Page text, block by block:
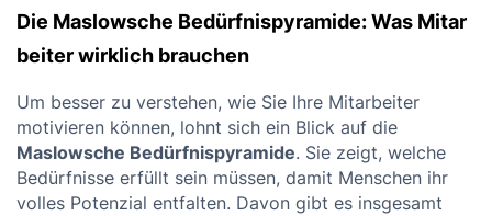
Die Maslowsche Bedürfnispyramide: Was Mitar
beiter wirklich brauchen
Um besser zu verstehen, wie Sie Ihre Mitarbeiter
motivieren können, lohnt sich ein Blick auf die
Maslowsche Bedürfnispyramide. Sie zeigt, welche
Bedürfnisse erfüllt sein müssen, damit Menschen ihr
volles Potenzial entfalten. Davon gibt es insgesamt